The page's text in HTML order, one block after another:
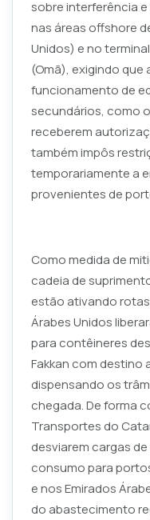
sobre interferência e
nas áreas offshore
Unidos) e no
(Omã), exigindo
funcionamento de
secundários, como
receberem
também impôs
temporariamente a
provenientes de
Como medida de
cadeia de
estão ativando
Árabes Unidos
para contêineres
Fakkan com destino
dispensando os
chegada. De forma
Transportes do
desviarem cargas
consumo para
e nos Emirados
do abastecimento